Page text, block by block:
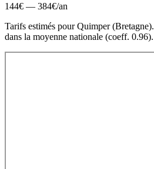
144€ — 384€/an
Tarifs estimés pourQuimper(Bretagne).
dans la moyenne nationale (coeff. 0.96).